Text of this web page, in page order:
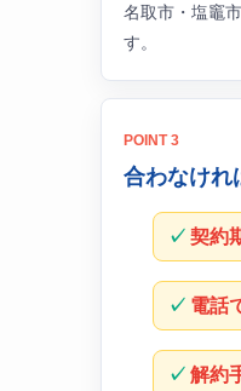
名取市・塩竈
す。
POINT 3
合わなけれ
契約
電話
解約